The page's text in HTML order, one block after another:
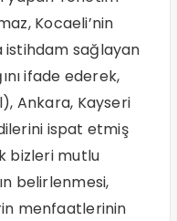
Kocaeli’nin
istihdam sağlayan
ifade ederek,
Ankara, Kayseri
ispat etmiş
bizleri mutlu
belirlenmesi,
menfaatlerinin